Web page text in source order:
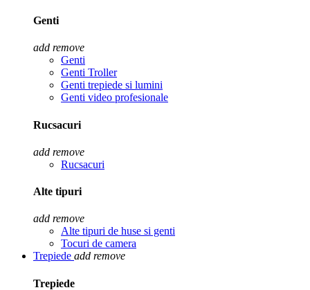
Genti
add remove
Genti
Genti Troller
Genti trepiede si lumini
Genti video profesionale
Rucsacuri
add remove
Rucsacuri
Alte tipuri
add remove
Alte tipuri de huse si genti
Tocuri de camera
Trepiede add remove
Trepiede